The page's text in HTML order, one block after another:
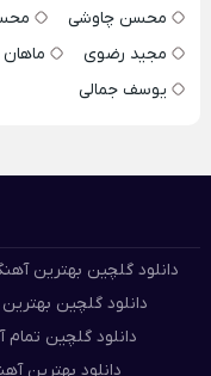
محسن چاوشی
مجید رضوی
یوسف جمالی
دانلود گلچین بهترین آهنگ های
دانلود گلچین
دانلود گلچین
دانلود بهترین